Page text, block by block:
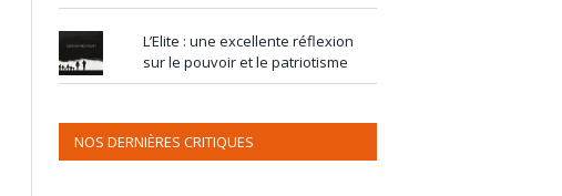
L’Elite : une excellente réflexion
sur le pouvoir et le patriotisme
NOS DERNIÈRES CRITIQUES